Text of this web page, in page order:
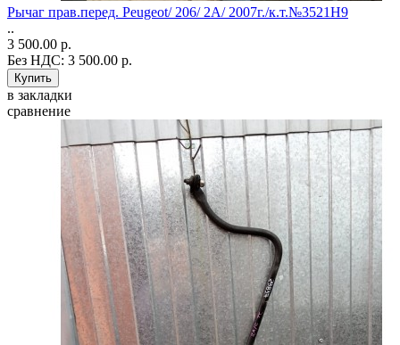
Рычаг прав.перед. Peugeot/ 206/ 2A/ 2007г./к.т.№3521H9
..
3 500.00 р.
Без НДС: 3 500.00 р.
в закладки
сравнение